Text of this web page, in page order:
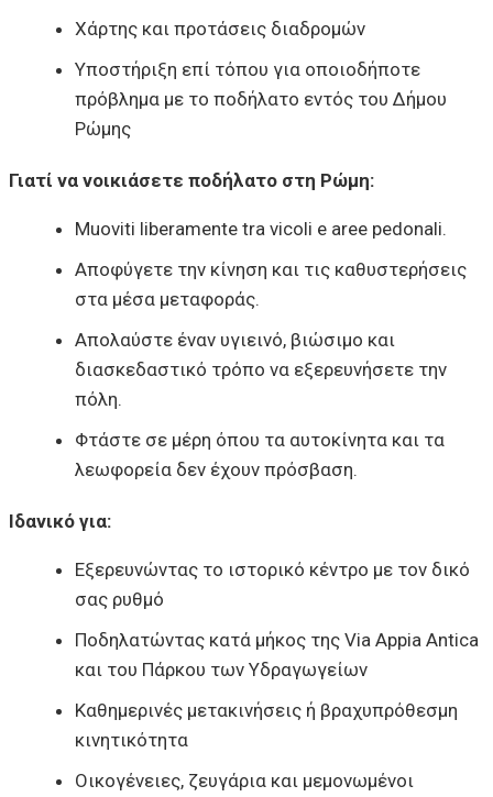
Χάρτης και προτάσεις διαδρομών
Υποστήριξη επί τόπου για οποιοδήποτε
πρόβλημα με το ποδήλατο εντός του Δήμου
Ρώμης
Γιατί να νοικιάσετε ποδήλατο στη Ρώμη:
Muoviti liberamente tra vicoli e aree pedonali.
Αποφύγετε την κίνηση και τις καθυστερήσεις
στα μέσα μεταφοράς.
Απολαύστε έναν υγιεινό, βιώσιμο και
διασκεδαστικό τρόπο να εξερευνήσετε την
πόλη.
Φτάστε σε μέρη όπου τα αυτοκίνητα και τα
λεωφορεία δεν έχουν πρόσβαση.
Ιδανικό για:
Εξερευνώντας το ιστορικό κέντρο με τον δικό
σας ρυθμό
Ποδηλατώντας κατά μήκος της Via Appia Antica
και του Πάρκου των Υδραγωγείων
Καθημερινές μετακινήσεις ή βραχυπρόθεσμη
κινητικότητα
Οικογένειες, ζευγάρια και μεμονωμένοι